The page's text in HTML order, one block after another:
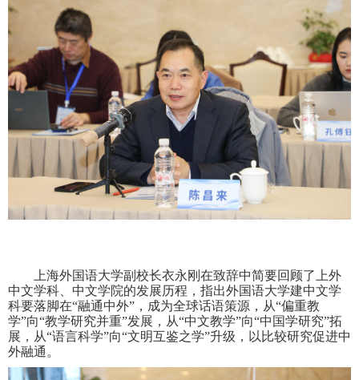
上海外国语大学副校长衣永刚在致辞中简要回顾了上外
中文学科、中文学院的发展历程，指出外国语大学建中文学
科要落脚在“融通中外”，成为全球话语策源，从“偏重教
学”向“教学研究并重”发展，从“中文教学”向“中国学研究”拓
展，从“语言科学”向“文明互鉴之学”升级，以比较研究促进中
外融通。